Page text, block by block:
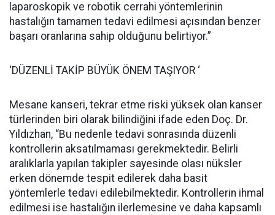
laparoskopik ve robotik cerrahi yöntemlerinin
hastalığın tamamen tedavi edilmesi açısından benzer
başarı oranlarına sahip olduğunu belirtiyor.”
‘DÜZENLİ TAKİP BÜYÜK ÖNEM TAŞIYOR ‘
Mesane kanseri, tekrar etme riski yüksek olan kanser
türlerinden biri olarak bilindiğini ifade eden Doç. Dr.
Yıldızhan, “Bu nedenle tedavi sonrasında düzenli
kontrollerin aksatılmaması gerekmektedir. Belirli
aralıklarla yapılan takipler sayesinde olası nüksler
erken dönemde tespit edilerek daha basit
yöntemlerle tedavi edilebilmektedir. Kontrollerin ihmal
edilmesi ise hastalığın ilerlemesine ve daha kapsamlı